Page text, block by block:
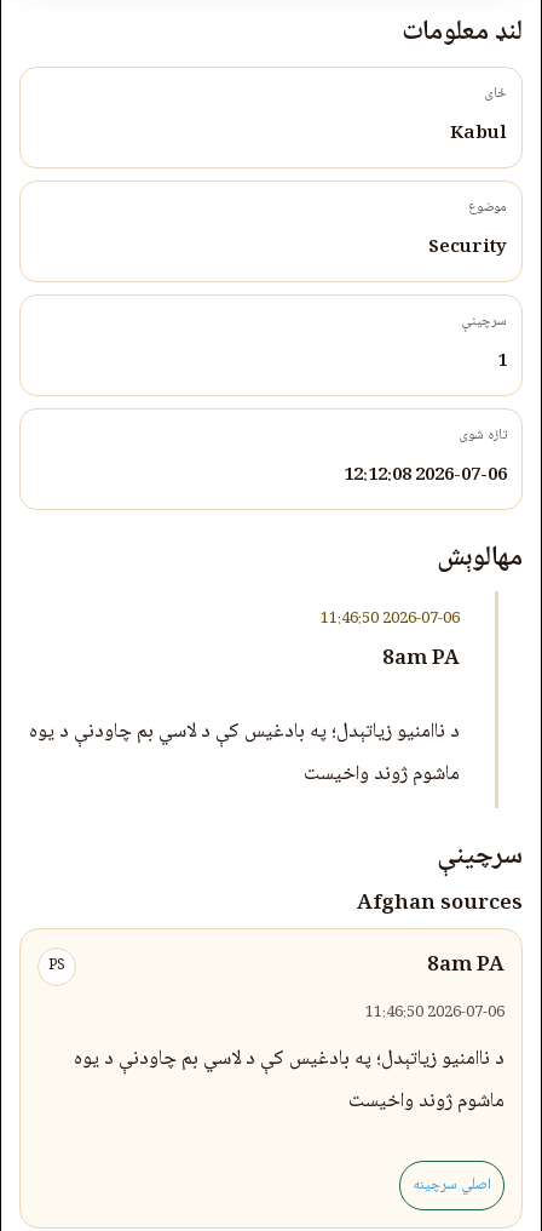
لنډ معلومات
ځای
Kabul
موضوع
Security
سرچینې
1
تازه شوی
2026-07-06 12:12:08
مهالوېش
2026-07-06 11:46:50
8am PA
د ناامنیو زیاتېدل؛ په بادغیس کې د لاسي بم چاودنې د یوه
ماشوم ژوند واخیست
سرچینې
Afghan sources
8am PA
PS
2026-07-06 11:46:50
د ناامنیو زیاتېدل؛ په بادغیس کې د لاسي بم چاودنې د یوه
ماشوم ژوند واخیست
اصلي سرچینه